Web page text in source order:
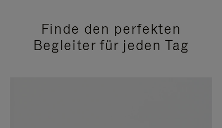
Finde den perfekten
Begleiter für jeden Tag